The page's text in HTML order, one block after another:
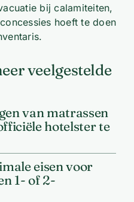
bij calamiteiten,
hoeft te doen
veelgestelde
van matrassen
hotelster te
eisen voor
1- of 2-